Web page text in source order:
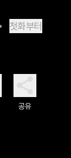
첫화부터
공유